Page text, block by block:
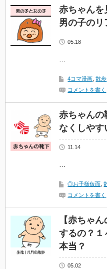
赤ちゃんを
男の子のリ
05.18
…
4コマ漫画 ,散歩
コメントを書く
赤ちゃんの
なくしやす
11.14
…
◎お子様仮面 ,
コメントを書く
【赤ちゃ
するの？１
本当？
05.02